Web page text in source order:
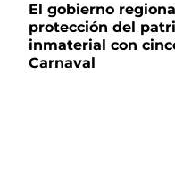
El gobierno
protección del
inmaterial con
Carnaval